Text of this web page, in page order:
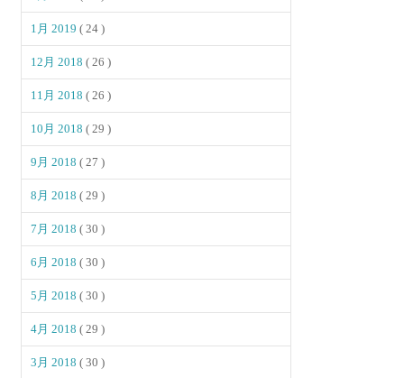
1月 2019( 24 )
12月 2018( 26 )
11月 2018( 26 )
10月 2018( 29 )
9月 2018( 27 )
8月 2018( 29 )
7月 2018( 30 )
6月 2018( 30 )
5月 2018( 30 )
4月 2018( 29 )
3月 2018( 30 )